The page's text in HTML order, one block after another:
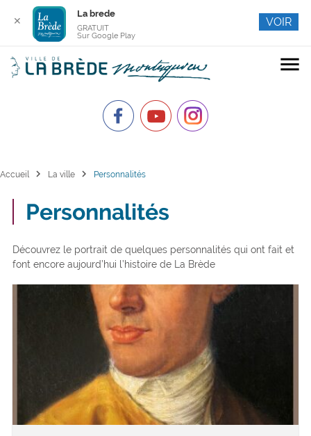
menu
Accueil chevron_right La ville chevron_right Personnalités
Personnalités
Découvrez le portrait de quelques personnalités qui ont fait et
font encore aujourd’hui l’histoire de La Brède
✕
La brede
GRATUIT
Sur Google Play
VOIR